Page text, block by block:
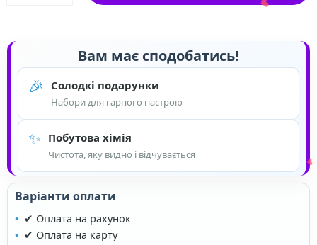
Вам має сподобатись!
🎉 Солодкі подарунки
Набори для гарного настрою
✨ Побутова хімія
Чистота, яку видно і відчувається
Варіанти оплати
✔ Оплата на рахунок
✔ Оплата на карту